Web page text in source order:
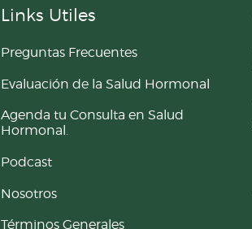
Links Utiles
Preguntas Frecuentes
Evaluación de la Salud Hormonal
Agenda tu Consulta en Salud
Hormonal.
Podcast
Nosotros
Términos Generales